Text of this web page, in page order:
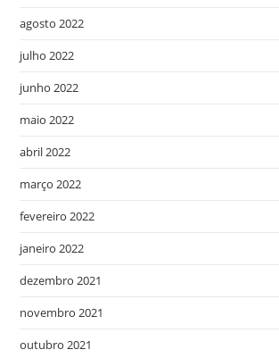
agosto 2022
julho 2022
junho 2022
maio 2022
abril 2022
março 2022
fevereiro 2022
janeiro 2022
dezembro 2021
novembro 2021
outubro 2021